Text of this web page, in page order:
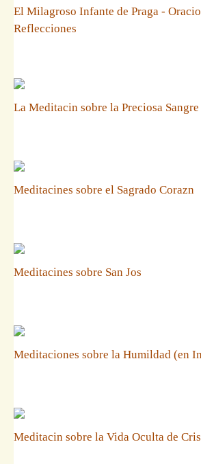
El Milagroso Infante de Praga -
Reflecciones
La Meditacin sobre la Preciosa Sangre
Meditacines sobre el Sagrado Corazn
Meditacines sobre San Jos
Meditaciones sobre la Humildad (en
Meditacin sobre la Vida Oculta de